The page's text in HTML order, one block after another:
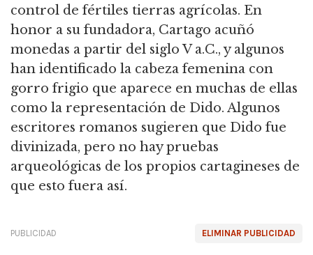
control de fértiles tierras agrícolas. En
honor a su fundadora, Cartago acuñó
monedas a partir del siglo V a.C., y algunos
han identificado la cabeza femenina con
gorro frigio que aparece en muchas de ellas
como la representación de Dido. Algunos
escritores romanos sugieren que Dido fue
divinizada, pero no hay pruebas
arqueológicas de los propios cartagineses de
que esto fuera así.
ELIMINAR PUBLICIDAD
PUBLICIDAD